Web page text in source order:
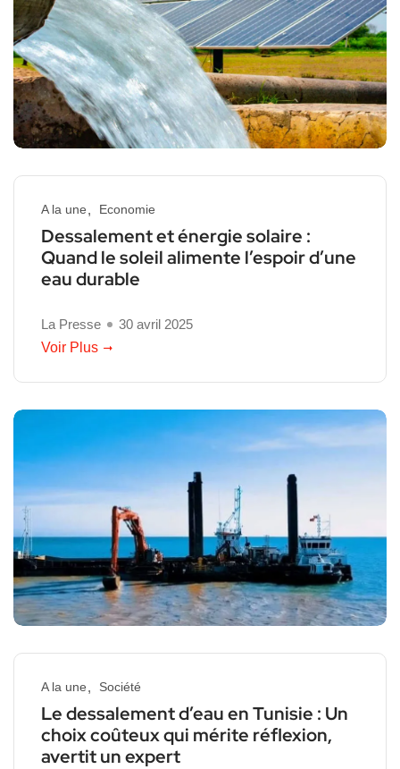
A la une Economie
Dessalement et énergie solaire :
Quand le soleil alimente l’espoir d’une
eau durable
La Presse
30 avril 2025
Voir Plus
A la une Société
Le dessalement d’eau en Tunisie : Un
choix coûteux qui mérite réflexion,
avertit un expert